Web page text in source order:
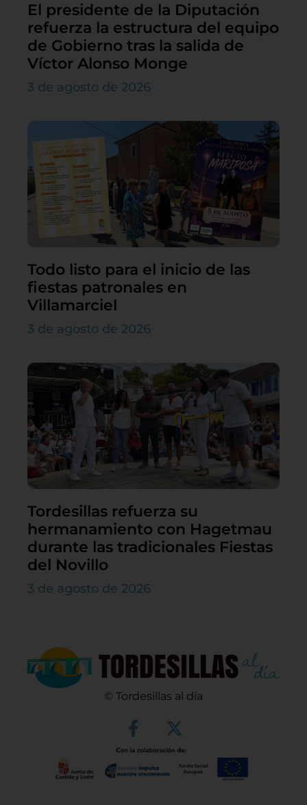
El presidente de la Diputación
refuerza la estructura del equipo
de Gobierno tras la salida de
Víctor Alonso Monge
3 de agosto de 2026
Todo listo para el inicio de las
fiestas patronales en
Villamarciel
3 de agosto de 2026
Tordesillas refuerza su
hermanamiento con Hagetmau
durante las tradicionales Fiestas
del Novillo
3 de agosto de 2026
© Tordesillas al día